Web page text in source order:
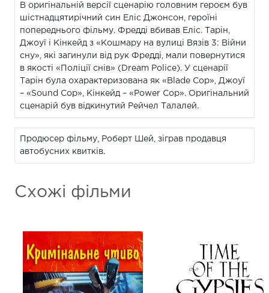
В оригінальній версії сценарію головним героєм був
шістнадцятирічний син Еліс Джонсон, героїні
попереднього фільму. Фредді вбивав Еліс. Тарін,
Джоуї і Кінкейд з «Кошмару на вулиці Вязів 3: Війни
сну», які загинули від рук Фредді, мали повернутися
в якості «Поліції снів» (Dream Police). У сценарії
Тарін була охарактеризована як «Blade Cop», Джоуї
– «Sound Cop», Кінкейд – «Power Cop». Оригінальний
сценарій був відкинутий Рейчел Талалей.
Продюсер фільму, Роберт Шей, зіграв продавця
автобусних квитків.
Схожі фільми